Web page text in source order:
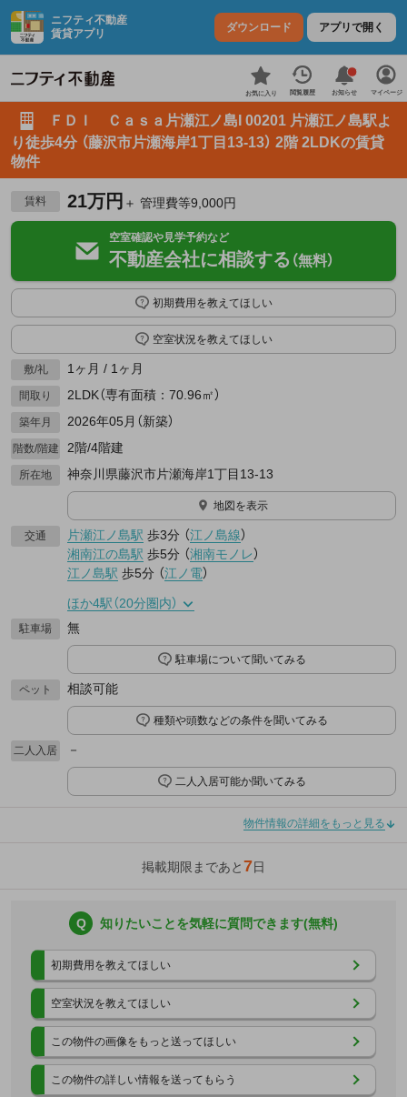
ニフティ不動産
賃貸アプリ
ダウンロード アプリで開く
お気に入り 閲覧履歴 お知らせ マイページ
ＦＤＩ Ｃａｓａ片瀬江ノ島I 00201 片瀬江ノ島駅よ
り徒歩4分 （藤沢市片瀬海岸1丁目13-13） 2階 2LDKの賃貸
物件
賃料 21万円 ＋ 管理費等9,000円
空室確認や見学予約など
不動産会社に相談する （無料）
初期費用を教えてほしい
空室状況を教えてほしい
敷/礼 1ヶ月 / 1ヶ月
間取り 2LDK（専有面積：70.96㎡）
築年月 2026年05月（新築）
階数/階建 2階/4階建
所在地 神奈川県藤沢市片瀬海岸1丁目13-13
地図を表示
交通 片瀬江ノ島駅 歩3分 （江ノ島線）
湘南江の島駅 歩5分 （湘南モノレ）
江ノ島駅 歩5分 （江ノ電）
ほか4駅（20分圏内）
駐車場 無
駐車場について聞いてみる
ペット 相談可能
種類や頭数などの条件を聞いてみる
二人入居 －
二人入居可能か聞いてみる
物件情報の詳細をもっと見る
掲載期限まであと7日
Q 知りたいことを気軽に質問できます(無料)
初期費用を教えてほしい
空室状況を教えてほしい
この物件の画像をもっと送ってほしい
この物件の詳しい情報を送ってもらう